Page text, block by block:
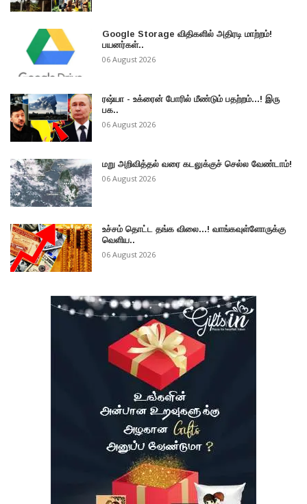
Google Storage விதிகளில் அதிரடி மாற்றம்!
பயனர்கள்..
06 August 2026
ரஷ்யா - உக்ரைன் போரில் மீண்டும் பதற்றம்...! இரு
பக..
06 August 2026
மறு அறிவித்தல் வரை கடலுக்குச் செல்ல வேண்டாம்!
06 August 2026
உச்சம் தொட்ட தங்க விலை...! வாங்கவுள்ளோருக்கு
வெளிய..
06 August 2026